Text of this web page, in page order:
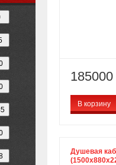
В корзину
Душевая